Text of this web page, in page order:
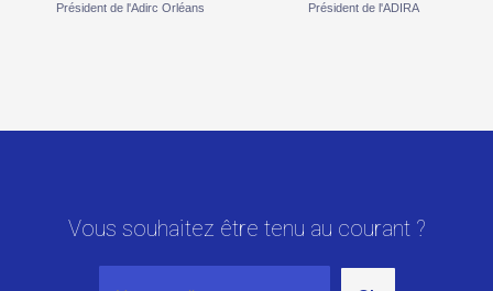
Président de l'Adirc Orléans Président de l'ADIRA
Vous souhaitez être tenu au courant ?